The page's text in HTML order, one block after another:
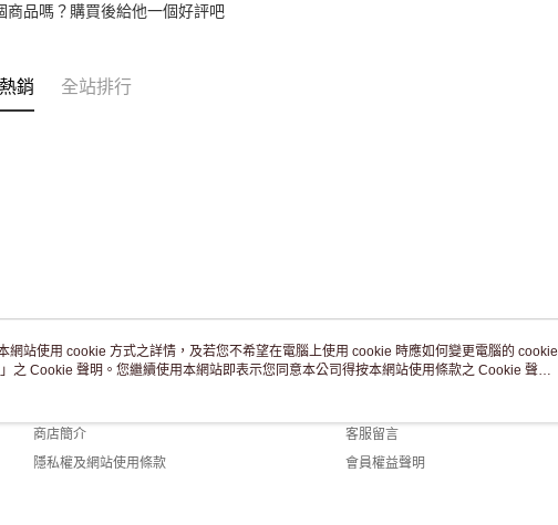
商品嗎？購買後給他一個好評吧
銷 全站排行
關於我們
商店簡介
隱私權及網站使用條款
客服資訊
客服留言
會員權益聲明
網站使用 cookie 方式之詳情，及若您不希望在電腦上使用 cookie 時應如何變更電腦的 cookie
」之 Cookie 聲明。您繼續使用本網站即表示您同意本公司得按本網站使用條款之 Cookie 聲明